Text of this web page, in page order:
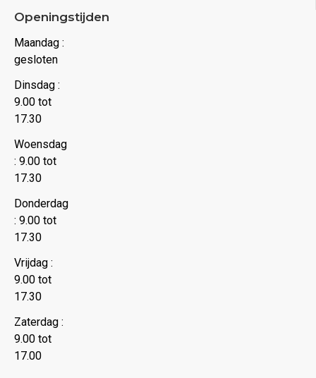
Openingstijden
Maandag :
gesloten
Dinsdag :
9.00 tot
17.30
Woensdag
: 9.00 tot
17.30
Donderdag
: 9.00 tot
17.30
Vrijdag :
9.00 tot
17.30
Zaterdag :
9.00 tot
17.00